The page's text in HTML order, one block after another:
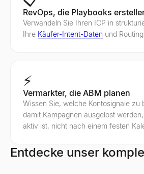
RevOps, die Playbooks
Verwandeln Sie Ihren ICP in
Ihre Käufer-Intent-Daten und
⚡
Vermarkter, die ABM planen
Wissen Sie, welche Kontosignale zu
damit Kampagnen ausgelöst
aktiv ist, nicht nach einem festen
Entdecke unser